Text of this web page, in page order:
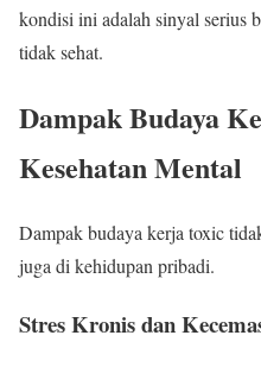
kondisi ini adalah sinyal serius
tidak sehat.
Dampak Budaya
Kesehatan Mental
Dampak budaya kerja toxic
juga di kehidupan pribadi.
Stres Kronis dan